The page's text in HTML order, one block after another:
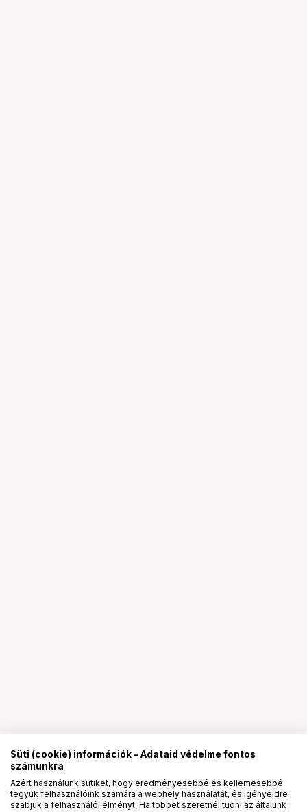
Süti (cookie) információk - Adataid védelme fontos
számunkra
Azért használunk sütiket, hogy eredményesebbé és kellemesebbé
tegyük felhasználóink számára a webhely használatát, és igényeidre
szabjuk a felhasználói élményt. Ha többet szeretnél tudni az általunk